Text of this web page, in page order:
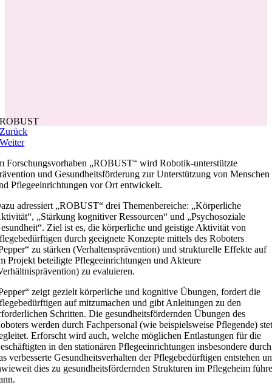
ROBUST
Zurück
Weiter
Forschungsvorhaben „ROBUST“ wird Robotik-unterstützte
und Gesundheitsförderung zur Unterstützung von Menschen
Pflegeeinrichtungen vor Ort entwickelt.
adressiert „ROBUST“ drei Themenbereiche: „Körperliche
„Stärkung kognitiver Ressourcen“ und „Psychosoziale
Ziel ist es, die körperliche und geistige Aktivität von
durch geeignete Konzepte mittels des Roboters
zu stärken (Verhaltensprävention) und strukturelle Effekte auf
Projekt beteiligte Pflegeeinrichtungen und Akteure
zu evaluieren.
zeigt gezielt körperliche und kognitive Übungen, fordert die
auf mitzumachen und gibt Anleitungen zu den
Schritten. Die gesundheitsfördernden Übungen des
werden durch Fachpersonal (wie beispielsweise Pflegende)
Erforscht wird auch, welche möglichen Entlastungen für die
in den stationären Pflegeeinrichtungen insbesondere durch
verbesserte Gesundheitsverhalten der Pflegebedürftigen entstehen
dies zu gesundheitsfördernden Strukturen im Pflegeheim